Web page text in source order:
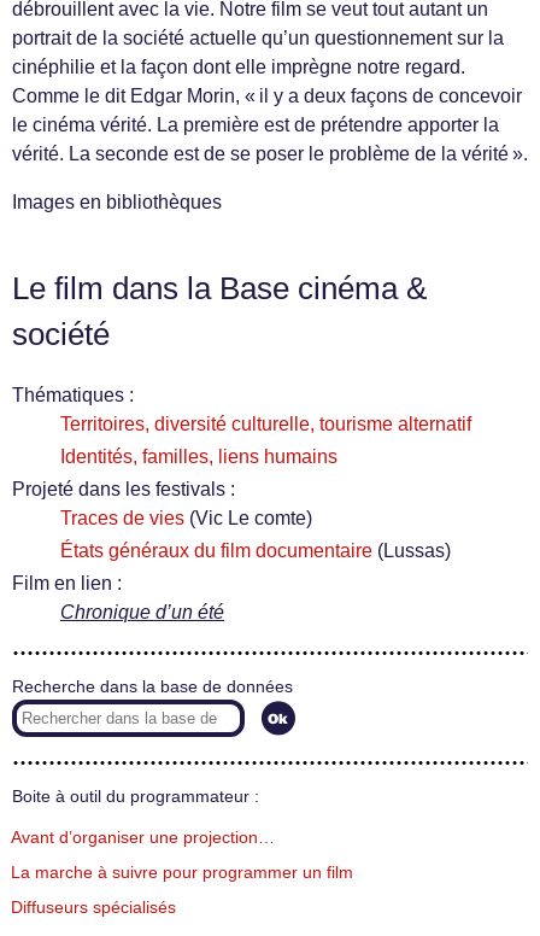
débrouillent avec la vie. Notre film se veut tout autant un
portrait de la société actuelle qu’un questionnement sur la
cinéphilie et la façon dont elle imprègne notre regard.
Comme le dit Edgar Morin, « il y a deux façons de concevoir
le cinéma vérité. La première est de prétendre apporter la
vérité. La seconde est de se poser le problème de la vérité ».
Images en bibliothèques
Le film dans la Base cinéma &
société
Thématiques :
Territoires, diversité culturelle, tourisme alternatif
Identités, familles, liens humains
Projeté dans les festivals :
Traces de vies (Vic Le comte)
États généraux du film documentaire (Lussas)
Film en lien :
Chronique d’un été
Recherche dans la base de données
Boite à outil du programmateur :
Avant d’organiser une projection…
La marche à suivre pour programmer un film
Diffuseurs spécialisés